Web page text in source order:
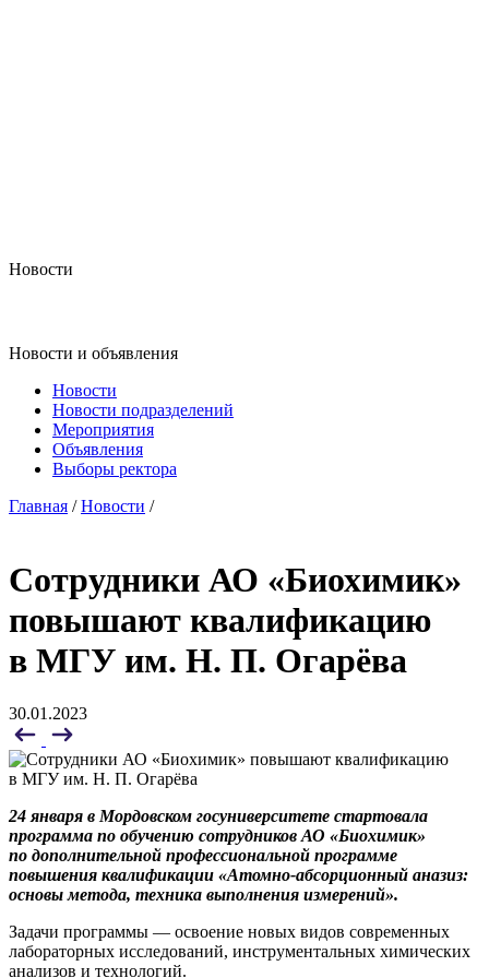
Новости
Новости и объявления
Новости
Новости подразделений
Мероприятия
Объявления
Выборы ректора
Главная /Новости /
Сотрудники АО «Биохимик»
повышают квалификацию
в МГУ им. Н. П. Огарёва
30.01.2023
24 января в Мордовском госуниверситете стартовала
программа по обучению сотрудников АО «Биохимик»
по дополнительной профессиональной программе
повышения квалификации «Атомно-абсорционный аназиз:
основы метода, техника выполнения измерений».
Задачи программы — освоение новых видов современных
лабораторных исследований, инструментальных химических
анализов и технологий.